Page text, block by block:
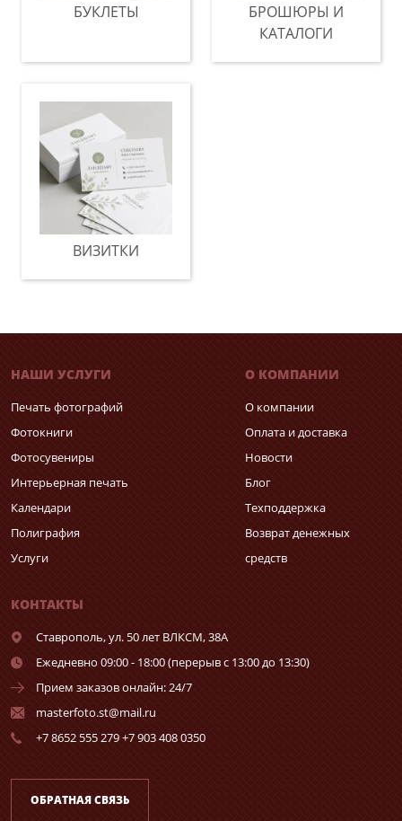
БУКЛЕТЫ
БРОШЮРЫ И
КАТАЛОГИ
ВИЗИТКИ
НАШИ УСЛУГИ
Печать фотографий
Фотокниги
Фотосувениры
Интерьерная печать
Календари
Полиграфия
Услуги
О КОМПАНИИ
О компании
Оплата и доставка
Новости
Блог
Техподдержка
Возврат денежных
средств
КОНТАКТЫ
Ставрополь,ул. 50 лет ВЛКСМ, 38А
Ежедневно 09:00 - 18:00 (перерыв с 13:00 до 13:30)
Прием заказов онлайн: 24/7
masterfoto.st@mail.ru
+7 8652 555 279 +7 903 408 0350
ОБРАТНАЯ СВЯЗЬ